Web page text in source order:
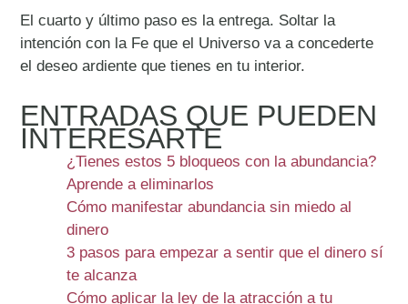
El cuarto y último paso es la entrega. Soltar la
intención con la Fe que el Universo va a concederte
el deseo ardiente que tienes en tu interior.
ENTRADAS QUE PUEDEN
INTERESARTE
¿Tienes estos 5 bloqueos con la abundancia?
Aprende a eliminarlos
Cómo manifestar abundancia sin miedo al
dinero
3 pasos para empezar a sentir que el dinero sí
te alcanza
Cómo aplicar la ley de la atracción a tu